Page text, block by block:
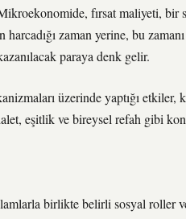
fırsat maliyeti,
zaman yerine, bu
paraya denk gelir.
üzerinde yaptığı
eşitlik ve bireysel refah gibi
birlikte belirli sosyal roller